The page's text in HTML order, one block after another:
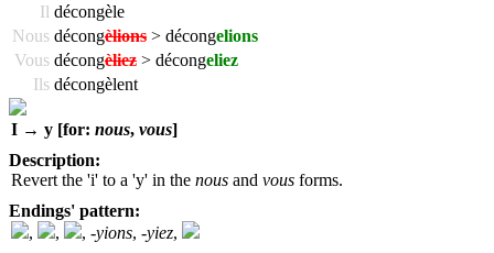
Il décongèle
Nous décongèlions > décongelions
Vous décongèliez > décongeliez
Ils décongèlent
I → y [for: nous, vous]
Description:
Revert the 'i' to a 'y' in the nous and vous forms.
Endings' pattern:
,
, , -yions, -yiez,